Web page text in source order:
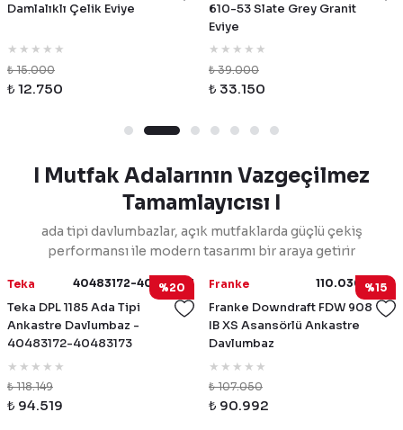
Damlalıklı Çelik Eviye
₺ 15.000
₺ 12.750
610-53 Slate Grey Granit
Eviye
₺ 39.000
₺ 33.150
I Mutfak Adalarının Vazgeçilmez
Tamamlayıcısı I
ada tipi davlumbazlar, açık mutfaklarda güçlü çekiş
performansı ile modern tasarımı bir araya getirir
%20
Teka 40483172-40483173
Teka DPL 1185 Ada Tipi
Ankastre Davlumbaz -
40483172-40483173
₺ 118.149
₺ 94.519
%15
Franke 110.0365.588
Franke Downdraft FDW 908
IB XS Asansörlü Ankastre
Davlumbaz
₺ 107.050
₺ 90.992